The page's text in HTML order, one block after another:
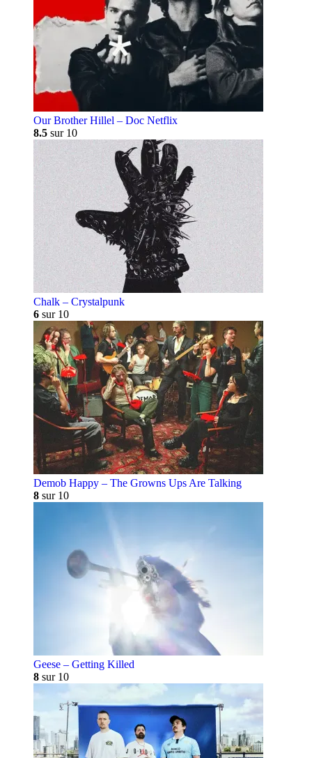
Our Brother Hillel – Doc Netflix
8.5 sur 10
Chalk – Crystalpunk
6 sur 10
Demob Happy – The Growns Ups Are Talking
8 sur 10
Geese – Getting Killed
8 sur 10